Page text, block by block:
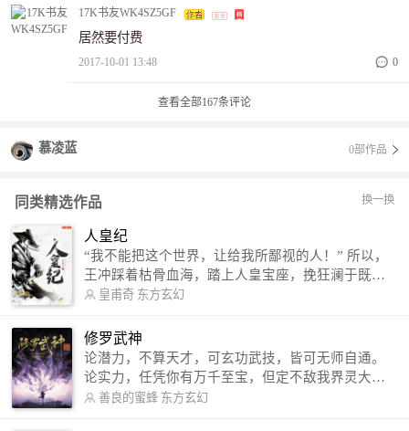
17K书友WK4SZ5GF
居然要付费
2017-10-01 13:48 0
查看全部167条评论
慕凌蓝 0部作品
同类精选作品 换一换
人皇纪
“我不能把这个世界，让给我所鄙视的人！” 所以，
王冲踩着枯骨血海，踏上人皇宝座，挽狂澜于既
倒，扶大厦之将倾，成就了一段无上的传说！ 微信
微博：皇甫奇（地址：http://weibo.com/u/25284575
87） QQ交流群：320238210【普通群】 574501330
【VIP订阅群】 欢迎大家关注。
皇甫奇 东方玄幻
修罗武神
论潜力，不算天才，可玄功武技，皆可无师自通。
论实力，任凭你有万千至宝，但定不敌我界灵大
军。 我是谁？天下众生视我为修罗，却不知，我以善良的蜜蜂 东方玄幻